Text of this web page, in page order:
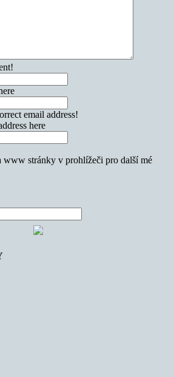
email address!
here
www stránky v prohlížeči pro další mé